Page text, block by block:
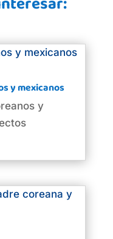
y mexicanos
y